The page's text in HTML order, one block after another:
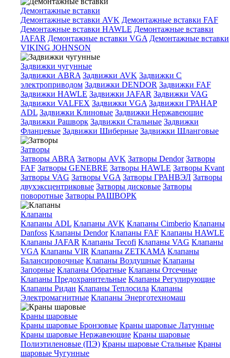
Демонтажные вставки
Демонтажные вставки AVK Демонтажные вставки FAF
Демонтажные вставки HAWLE Демонтажные вставки
JAFAR Демонтажные вставки VGA Демонтажные вставки
VIKING JOHNSON
Задвижки чугунные
Задвижки ABRA Задвижки AVK Задвижки C
электроприводом Задвижки DENDOR Задвижки FAF
Задвижки HAWLE Задвижки JAFAR Задвижки VAG
Задвижки VALFEX Задвижки VGA Задвижки ГРАНАР
ADL Задвижки Клиновые Задвижки Нержавеющие
Задвижки Рашворк Задвижки Стальные Задвижки
Фланцевые Задвижки Шиберные Задвижки Шланговые
Затворы
Затворы ABRA Затворы AVK Затворы Dendor Затворы
FAF Затворы GENEBRE Затворы HAWLE Затворы Kvant
Затворы VAG Затворы VGA Затворы ГРАНВЭЛ Затворы
двухэксцентриковые Затворы дисковые Затворы
поворотные Затворы РАШВОРК
Клапаны
Клапаны ADL Клапаны AVK Клапаны Cimberio Клапаны
Danfoss Клапаны Dendor Клапаны FAF Клапаны HAWLE
Клапаны JAFAR Клапаны Tecofi Клапаны VAG Клапаны
VGA Клапаны VIR Клапаны ZETKAMA Клапаны
Балансировочные Клапаны Воздушные Клапаны
Запорные Клапаны Обратные Клапаны Отсечные
Клапаны Предохранительные Клапаны Регулирующие
Клапаны Ридан Клапаны Теплосила Клапаны
Электромагнитные Клапаны Энерготехномаш
Краны шаровые
Краны шаровые Бронзовые Краны шаровые Латунные
Краны шаровые Нержавеющие Краны шаровые
Полиэтиленовые (ПЭ) Краны шаровые Стальные Краны
шаровые Чугунные